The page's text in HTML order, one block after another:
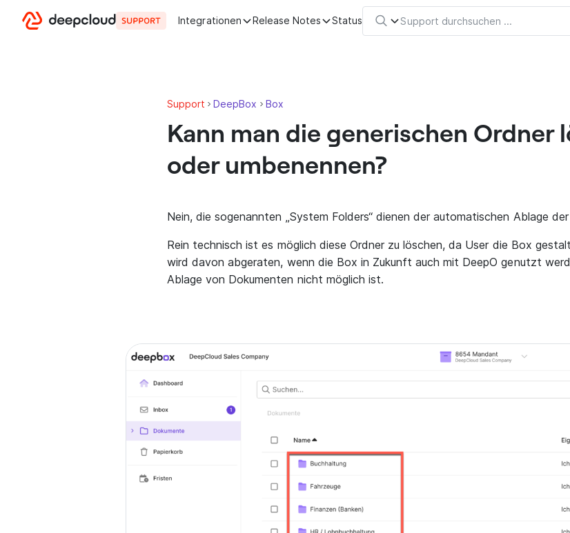
Integrationen Release Notes Status
Support DeepBox Box
Kann man die generischen Ordner
oder umbenennen?
Nein, die sogenannten „System Folders“ dienen der automatischen Ablage
Rein technisch ist es möglich diese Ordner zu löschen, da User die Box
wird davon abgeraten, wenn die Box in Zukunft auch mit DeepO genutzt
Ablage von Dokumenten nicht möglich ist.